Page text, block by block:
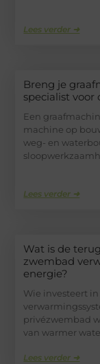
Lees verder ➜
Breng je
specialist voor
Een
machine op
weg- en
Lees verder ➜
Wat is de
zwembad
energie?
Wie investeert in
privézwembad
van warmer
Lees verder ➜